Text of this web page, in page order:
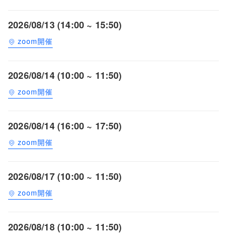
2026/08/13 (14:00 ~ 15:50)
zoom開催
2026/08/14 (10:00 ~ 11:50)
zoom開催
2026/08/14 (16:00 ~ 17:50)
zoom開催
2026/08/17 (10:00 ~ 11:50)
zoom開催
2026/08/18 (10:00 ~ 11:50)